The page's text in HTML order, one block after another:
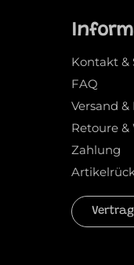
Kontakt &
FAQ
Versand
Retoure
Zahlung